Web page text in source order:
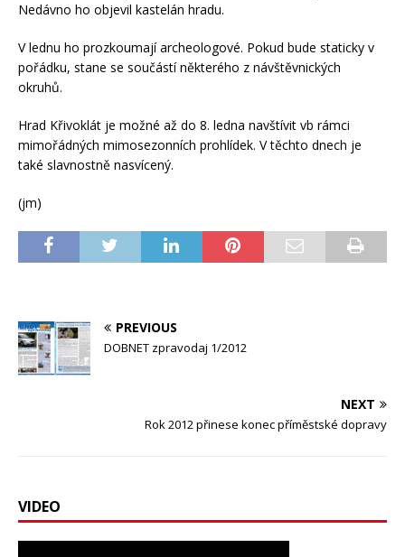
Nedávno ho objevil kastelán hradu.
V lednu ho prozkoumají archeologové. Pokud bude staticky v
pořádku, stane se součástí některého z návštěvnických
okruhů.
Hrad Křivoklát je možné až do 8. ledna navštívit vb rámci
mimořádných mimosezonních prohlídek. V těchto dnech je
také slavnostně nasvícený.
(jm)
PREVIOUS
DOBNET zpravodaj 1/2012
NEXT
Rok 2012 přinese konec příměstské dopravy
VIDEO